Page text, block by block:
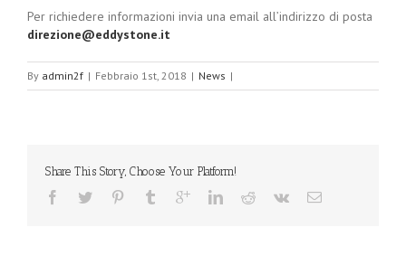
Per richiedere informazioni invia una email all’indirizzo di posta
direzione@eddystone.it
By admin2f | Febbraio 1st, 2018 | News |
Share This Story, Choose Your Platform!